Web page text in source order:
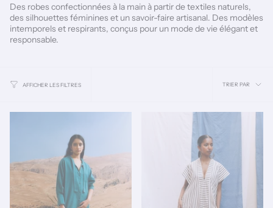
Des robes confectionnées à la main à partir de textiles naturels,
des silhouettes féminines et un savoir-faire artisanal. Des modèles
intemporels et respirants, conçus pour un mode de vie élégant et
responsable.
AFFICHER LES FILTRES Trier
TRIER PAR